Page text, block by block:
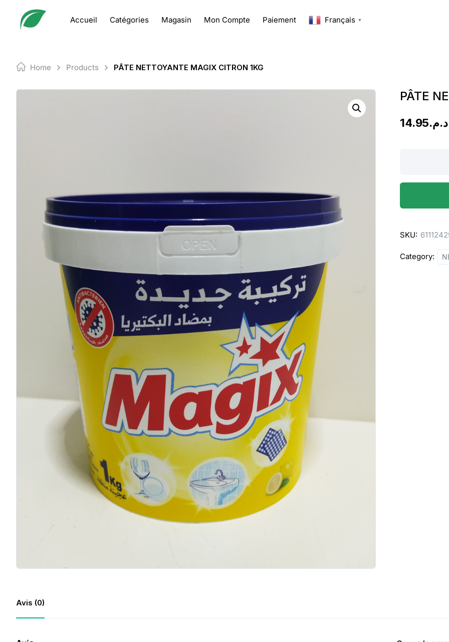
content
Accueil Catégories Magasin Mon Compte Paiement Français ▼
Home Products PÂTE NETTOYANTE MAGIX CITRON 1KG
PÂTE
د.م.14.95
MAGIX
1KG
SKU:
Category:
Avis (0)